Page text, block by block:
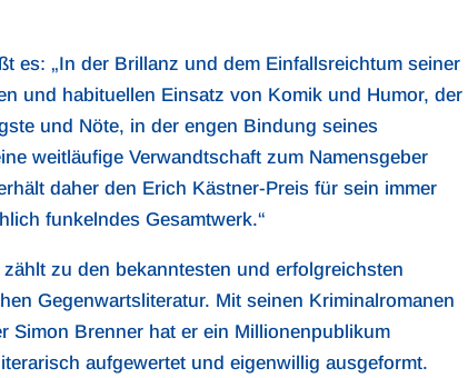
es: „In der Brillanz und dem Einfallsreichtum seiner
und habituellen Einsatz von Komik und Humor, der
und Nöte, in der engen Bindung seines
weitläufige Verwandtschaft zum Namensgeber
daher den Erich Kästner-Preis für sein immer
funkelndes Gesamtwerk.“
zu den bekanntesten und erfolgreichsten
Gegenwartsliteratur. Mit seinen Kriminalromanen
Simon Brenner hat er ein Millionenpublikum
aufgewertet und eigenwillig ausgeformt.